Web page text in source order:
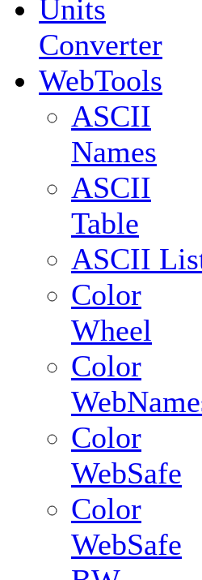
Units
Converter
WebTools
ASCII
Names
ASCII
Table
ASCII
Color
Wheel
Color
Color
WebSafe
Color
WebSafe